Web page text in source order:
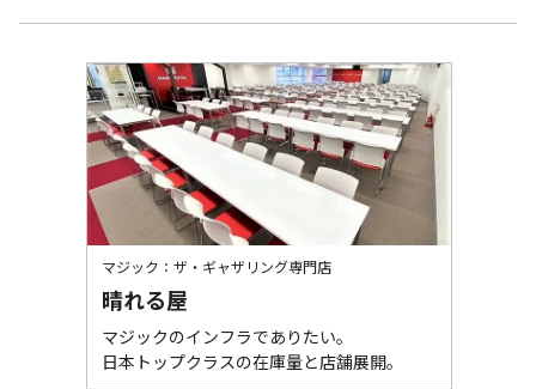
マジック：ザ・ギャザリング専門店
晴れる屋
マジックのインフラでありたい。
日本トップクラスの在庫量と店舗展開。